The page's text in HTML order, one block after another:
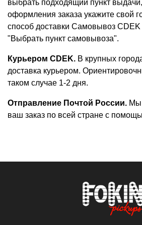
выбрать подходящий пункт
оформления заказа укажите свой
способ доставки Самовывоз
"Выбрать пункт самовывоза".
Курьером CDEK. В крупных
доставка курьером.
таком случае 1-2 дня.
Отправление Почтой России. Мы
ваш заказ по всей стране с